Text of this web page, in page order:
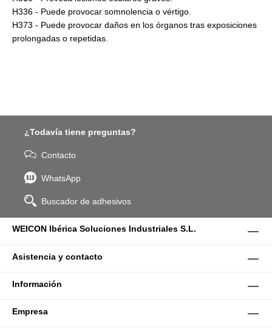
H336 - Puede provocar somnolencia o vértigo.
H373 - Puede provocar daños en los órganos tras exposiciones
prolongadas o repetidas.
¿Todavía tiene preguntas?
Contacto
WhatsApp
Buscador de adhesivos
WEICON Ibérica Soluciones Industriales S.L.
Asistencia y contacto
Información
Empresa